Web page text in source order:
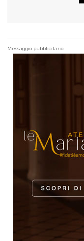
Messaggio pubblicitario